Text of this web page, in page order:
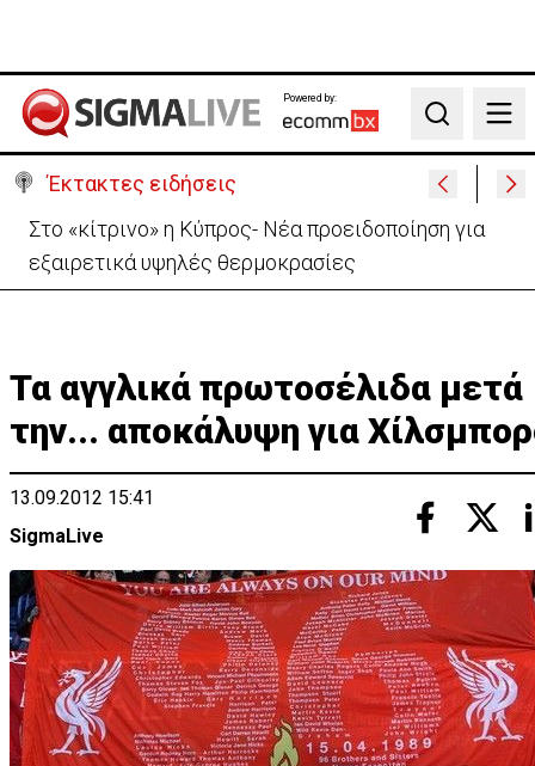
Powered by:
Search
Έκτακτες ειδήσεις
Στο «κίτρινο» η Κύπρος- Νέα προειδοποίηση για
εξαιρετικά υψηλές θερμοκρασίες
Τα αγγλικά πρωτοσέλιδα μετά
την... αποκάλυψη για
13.09.2012 15:41
SigmaLive